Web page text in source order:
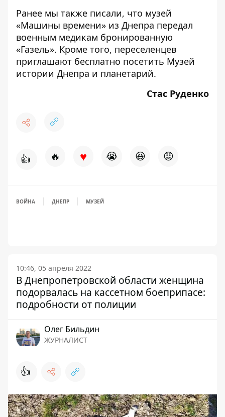
Ранее мы также писали, что музей
«Машины времени» из Днепра передал
военным медикам бронированную
«Газель». Кроме того, переселенцев
приглашают бесплатно посетить Музей
истории Днепра и планетарий.
Стас Руденко
👍 🔥 ♥ 😭 😆 😡
ВОЙНА ДНЕПР МУЗЕЙ
10:46, 05 апреля 2022
В Днепропетровской области женщина
подорвалась на кассетном боеприпасе:
подробности от полиции
Олег Бильдин
ЖУРНАЛИСТ
👍